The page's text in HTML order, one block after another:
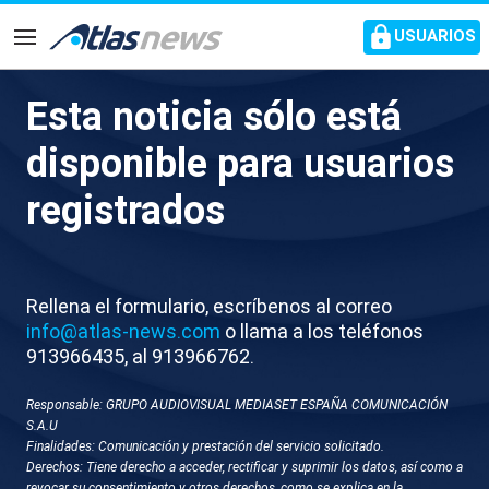
common.go-to-content
Navegación
USUARIOS
Un nuevo informe de la UCO
señala que Koldo contactó
con Armengol para vender
pandemia
La presidenta del Congreso y entonces presidenta
detalles de la operación
Esta noticia sólo está
disponible para usuarios
registrados
Rellena el formulario, escríbenos al correo
info@atlas-news.com o llama a los teléfonos
913966435, al 913966762.
Responsable: GRUPO AUDIOVISUAL MEDIASET ESPAÑA COMUNICACIÓN
S.A.U
Finalidades: Comunicación y prestación del servicio solicitado.
Derechos: Tiene derecho a acceder, rectificar y suprimir los datos, así como a